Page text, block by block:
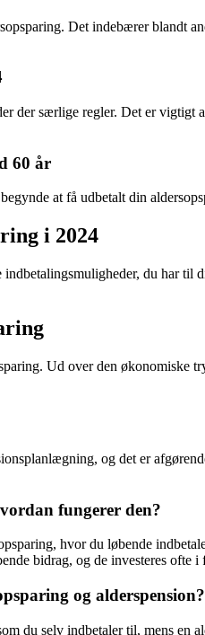
Det indebærer blandt
der særlige regler. Det er vigtigt
60 år
at få udbetalt din
i 2024
du har til
Ud over den
og det er
fungerer den?
hvor du løbende
bidrag, og de investeres
og alderspension?
du selv indbetaler til, mens